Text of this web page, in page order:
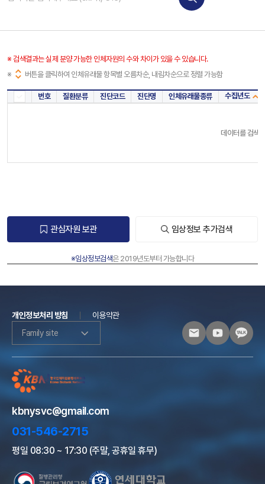
※ 검색결과는 실제 분양 가능한 인체자원의 수와 차이가 있을 수 있습니다.
※
버튼을 클릭하여 인체유래물 항목별 오름차순, 내림차순으로 정렬 가능함
번호 질환분류 진단코드 진단명 인체유래물종류 수집년도
데이터를 검색
관심자원 보관 임상정보 추가검색
※임상정보검색은 2019년도부터 가능합니다
개인정보처리 방침
이용약관
Family site
kbnysvc@gmail.com
031-546-2715
평일 08:30 ~ 17:30 (주말, 공휴일 휴무)